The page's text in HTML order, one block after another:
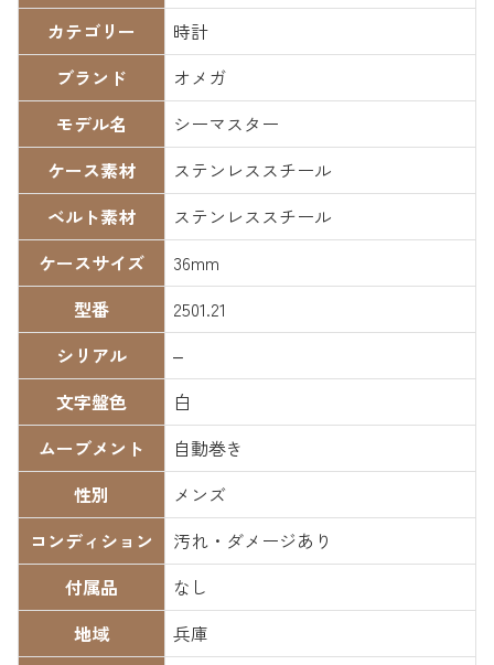
カテゴリー
時計
ブランド
オメガ
モデル名
シーマスター
ケース素材
ステンレススチール
ベルト素材
ステンレススチール
ケースサイズ
36mm
型番
2501.21
シリアル
–
文字盤色
白
ムーブメント
自動巻き
性別
メンズ
コンディション
汚れ・ダメージあり
付属品
なし
地域
兵庫